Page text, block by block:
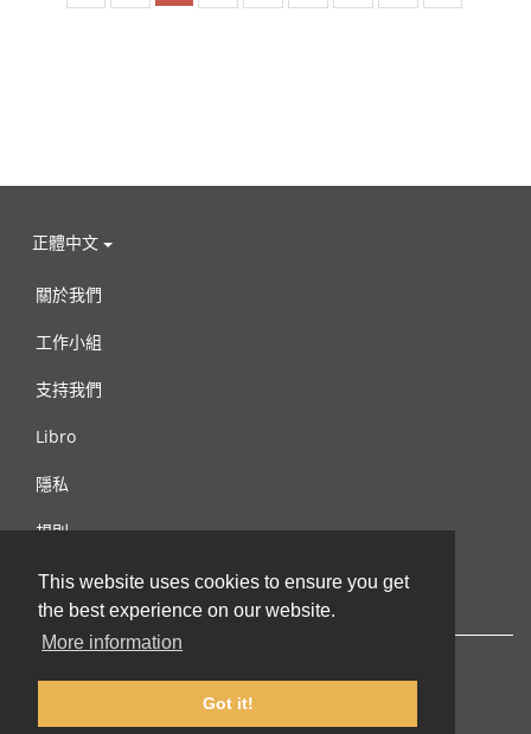
This website uses cookies to ensure you get
the best experience on our website.
More information
Got it!
正體中文
關於我們
工作小組
支持我們
Libro
隱私
規則
連絡我們